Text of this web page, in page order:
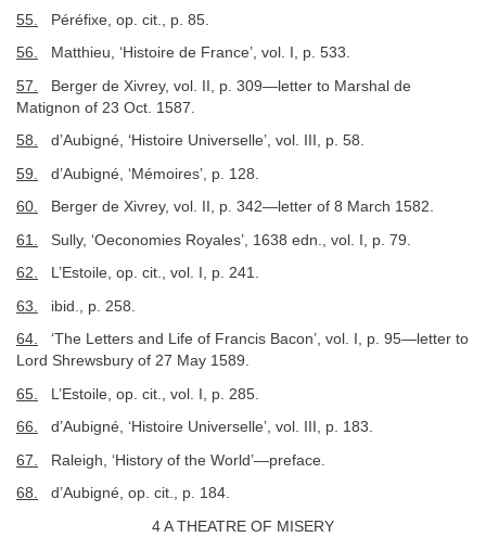
55. Péréfixe, op. cit., p. 85.
56. Matthieu, ‘Histoire de France’, vol. I, p. 533.
57.
Berger de Xivrey, vol. II, p. 309—letter to Marshal de
Matignon of 23 Oct. 1587.
58. d’Aubigné, ‘Histoire Universelle’, vol. III, p. 58.
59. d’Aubigné, ‘Mémoires’, p. 128.
60. Berger de Xivrey, vol. II, p. 342—letter of 8 March 1582.
61. Sully, ‘Oeconomies Royales’, 1638 edn., vol. I, p. 79.
62. L’Estoile, op. cit., vol. I, p. 241.
63. ibid., p. 258.
64. ‘The Letters and Life of Francis Bacon’, vol. I, p. 95—letter to
Lord Shrewsbury of 27 May 1589.
65. L’Estoile, op. cit., vol. I, p. 285.
66. d’Aubigné, ‘Histoire Universelle’, vol. III, p. 183.
67. Raleigh, ‘History of the World’—preface.
68. d’Aubigné, op. cit., p. 184.
4 A THEATRE OF MISERY